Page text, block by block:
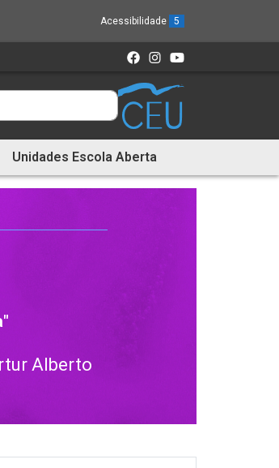
Acessibilidade 5
Unidades Escola Aberta
Alberto